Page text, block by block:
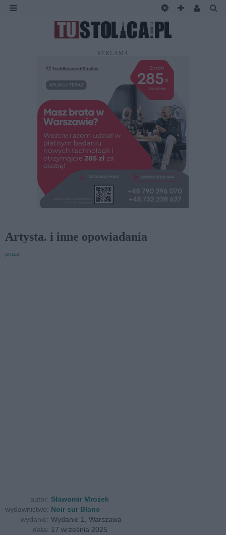
REKLAMA
Artysta. i inne opowiadania
proza
autor: Sławomir Mrożek
wydawnictwo: Noir sur Blanc
wydanie: Wydanie 1, Warszawa
data: 17 września 2025